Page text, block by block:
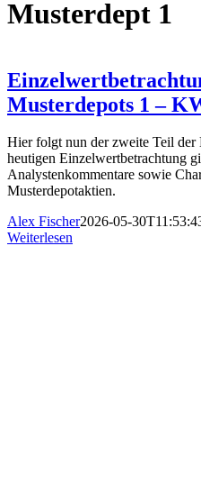
Musterdept 1
Musterdepots 1 –
Hier folgt nun der zweite Teil
heutigen Einzelwertbetrachtung
Analystenkommentare sowie
Musterdepotaktien.
Alex Fischer2026-05-
Weiterlesen